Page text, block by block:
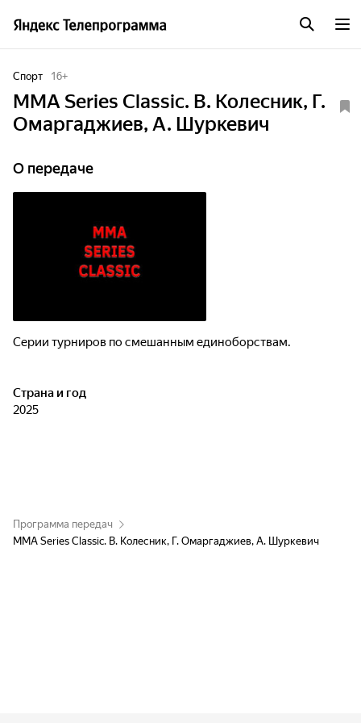
Спорт 16+
MMA Series Classic. В. Колесник, Г.
Омаргаджиев, А. Шуркевич
О передаче
Серии турниров по смешанным единоборствам.
Страна и год
2025
Программа передач
MMA Series Classic. В. Колесник, Г. Омаргаджиев, А. Шуркевич